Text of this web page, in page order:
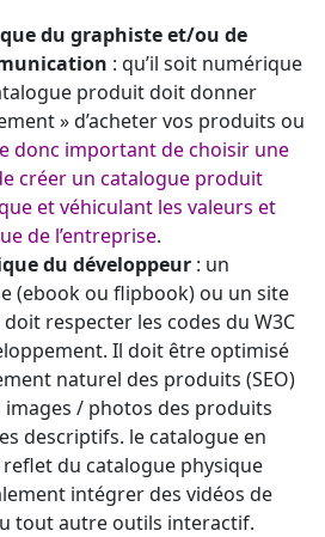
du graphiste et/ou de
: qu’il soit numérique
produit doit donner
» d’acheter vos produits ou
donc important de choisir une
créer un catalogue produit
et véhiculant les valeurs et
de l’entreprise.
du développeur : un
(ebook ou flipbook) ou un site
respecter les codes du W3C
Il doit être optimisé
naturel des produits (SEO)
images / photos des produits
descriptifs. le catalogue en
du catalogue physique
intégrer des vidéos de
tout autre outils interactif.